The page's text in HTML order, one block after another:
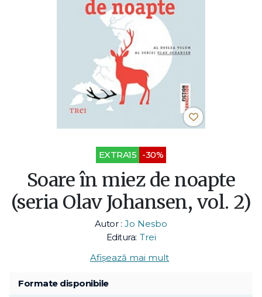
EXTRA15 -30%
Soare în miez de noapte
(seria Olav Johansen, vol. 2)
Autor : Jo Nesbo
Editura: Trei
Afișează mai mult
Formate disponibile